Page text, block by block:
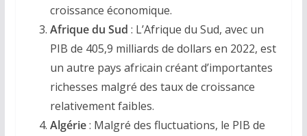
croissance économique.
Afrique du Sud : L’Afrique du Sud, avec un
PIB de 405,9 milliards de dollars en 2022, est
un autre pays africain créant d’importantes
richesses malgré des taux de croissance
relativement faibles.
Algérie: Malgré des fluctuations, le PIB de